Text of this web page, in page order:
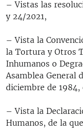
– Vistas las
y 24/2021,
– Vista la
la Tortura y Otros
Inhumanos o
Asamblea General
diciembre de 1984,
– Vista la
Humanos, de la